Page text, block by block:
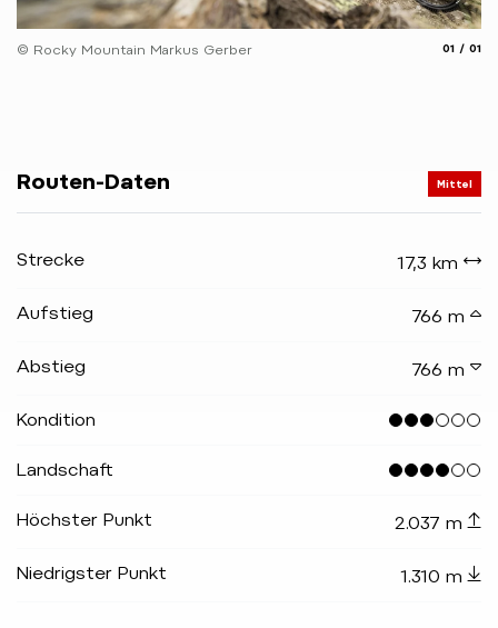
© Rocky Mountain Markus Gerber 01 01
Routen-Daten Mittel
Strecke 17,3 km
Aufstieg 766 m
Abstieg 766 m
Kondition
Landschaft
Höchster Punkt 2.037 m
Niedrigster Punkt 1.310 m